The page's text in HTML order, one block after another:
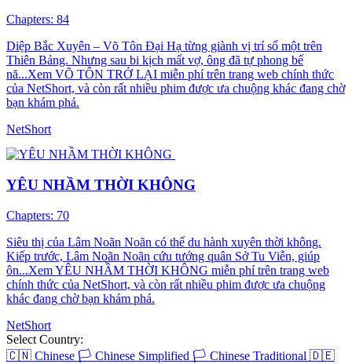
Chapters: 84
Diệp Bắc Xuyên – Võ Tôn Đại Hạ từng giành vị trí số một trên
Thiên Bảng. Nhưng sau bi kịch mất vợ, ông đã tự phong bế
nă...Xem VÕ TÔN TRỞ LẠI miễn phí trên trang web chính thức
của NetShort, và còn rất nhiều phim được ưa chuộng khác đang chờ
bạn khám phá.
NetShort
YÊU NHẦM THỜI KHÔNG
Chapters: 70
Siêu thị của Lâm Noãn Noãn có thể du hành xuyên thời không.
Kiếp trước, Lâm Noãn Noãn cứu tướng quân Sở Tu Viễn, giúp
ôn...Xem YÊU NHẦM THỜI KHÔNG miễn phí trên trang web
chính thức của NetShort, và còn rất nhiều phim được ưa chuộng
khác đang chờ bạn khám phá.
NetShort
Select Country:
🇨🇳 Chinese 🏳️ Chinese Simplified 🏳️ Chinese Traditional 🇩🇪